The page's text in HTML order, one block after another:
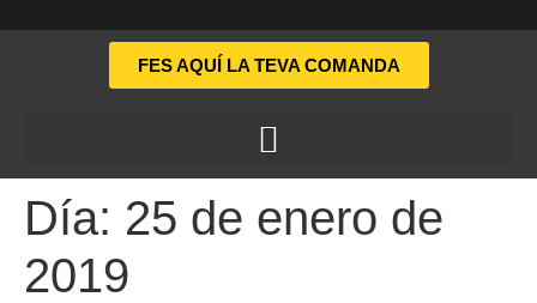
FES AQUÍ LA TEVA COMANDA
Día: 25 de enero de
2019